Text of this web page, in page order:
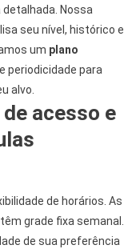
Nossa
seu nível, histórico e
um plano
periodicidade para
alvo.
acesso e
de horários. As
grade fixa semanal.
de sua preferência